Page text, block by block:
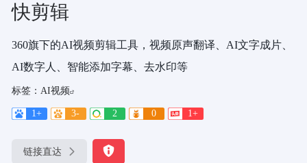
快剪辑
360旗下的AI视频剪辑工具，视频原声翻译、AI文字成片、
AI数字人、智能添加字幕、去水印等
标签： AI视频
1+ 3- 2 0 1+
链接直达